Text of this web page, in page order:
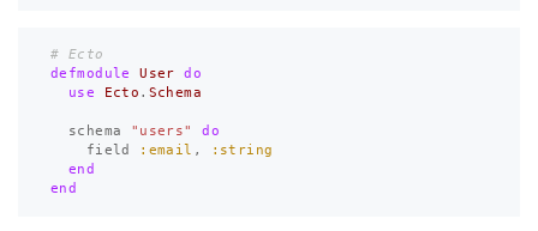
# Ecto
defmodule
User
do
use
Ecto . Schema
schema "users"
do
field
:email ,
:string
end
end